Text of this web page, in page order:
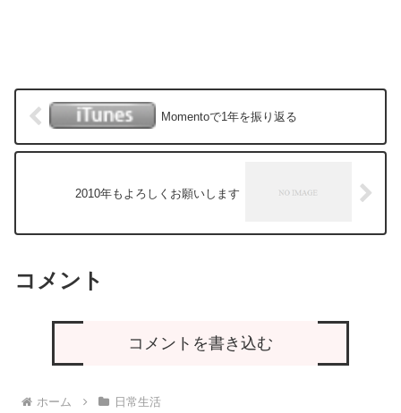
Momentoで1年を振り返る
2010年もよろしくお願いします
コメント
コメントを書き込む
ホーム 日常生活